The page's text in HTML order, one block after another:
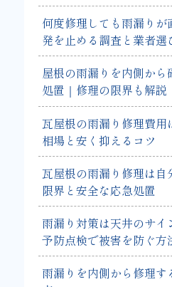
何度修理しても雨漏り
発を止める調査と業者選
屋根の雨漏りを内側か
処置｜修理の限界も解説
瓦屋根の雨漏り修理費用
相場と安く抑えるコツ
瓦屋根の雨漏り修理は
限界と安全な応急処置
雨漏り対策は天井のサイ
予防点検で被害を防ぐ方
雨漏りを内側から修理